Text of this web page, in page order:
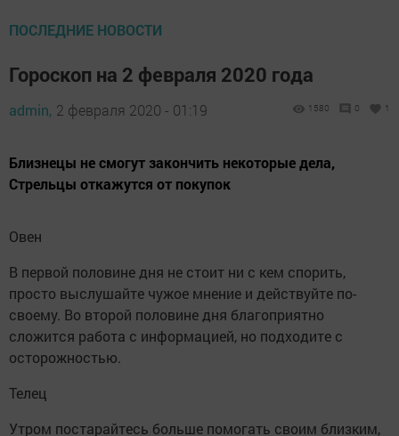
ПОСЛЕДНИЕ НОВОСТИ
Гороскоп на 2 февраля 2020 года
admin, 2 февраля 2020 - 01:19 1580 0 1
Близнецы не смогут закончить некоторые дела,
Стрельцы откажутся от покупок
Овен
В первой половине дня не стоит ни с кем спорить,
просто выслушайте чужое мнение и действуйте по-
своему. Во второй половине дня благоприятно
сложится работа с информацией, но подходите с
осторожностью.
Телец
Утром постарайтесь больше помогать своим близким,